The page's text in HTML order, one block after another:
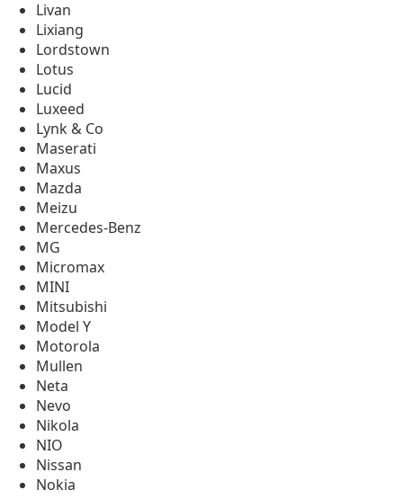
Livan
Lixiang
Lordstown
Lotus
Lucid
Luxeed
Lynk & Co
Maserati
Maxus
Mazda
Meizu
Mercedes-Benz
MG
Micromax
MINI
Mitsubishi
Model Y
Motorola
Mullen
Neta
Nevo
Nikola
NIO
Nissan
Nokia